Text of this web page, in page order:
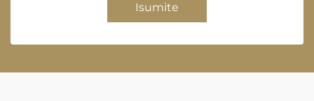
Isumite